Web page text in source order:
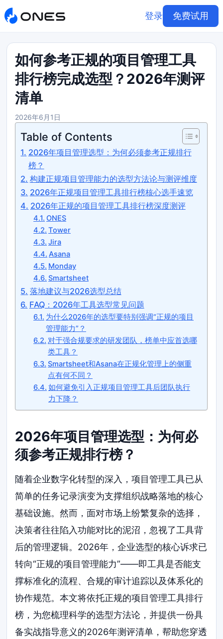
登录 免费试用
如何参考正规的项目管理工具
排行榜完成选型？2026年测评
清单
2026年6月1日
Table of Contents
2026年项目管理选型：为何必须参考正规排行
榜？
构建正规项目管理能力的选型方法论与测评维度
2026年正规项目管理工具排行榜核心选手速览
2026年正规的项目管理工具排行榜深度测评
ONES
Tower
Jira
Asana
Monday
Smartsheet
落地建议与2026选型总结
FAQ：2026年工具选型常见问题
为什么2026年的选型要特别强调“正规的项目
管理能力”？
对于强合规要求的研发团队，榜单中应首选哪
类工具？
Smartsheet和Asana在正规化管理上的侧重
点有何不同？
如何避免引入正规项目管理工具后团队执行
力下降？
2026年项目管理选型：为何必
须参考正规排行榜？
随着企业数字化转型的深入，项目管理工具已从
简单的任务记录演变为支撑组织战略落地的核心
基础设施。然而，面对市场上纷繁复杂的选择，
决策者往往陷入功能对比的泥沼，忽视了工具背
后的管理逻辑。2026年，企业选型的核心诉求已
转向“正规的项目管理能力”——即工具是否能支
撑标准化的流程、合规的审计追踪以及体系化的
协作规范。本文将依托正规的项目管理工具排行
榜，为您梳理科学的选型方法论，并提供一份具
备实战指导意义的2026年测评清单，帮助您穿透